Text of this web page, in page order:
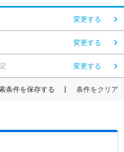
変更する
変更する
変更する
条件を保存する 条件をクリア